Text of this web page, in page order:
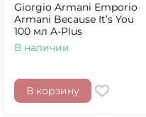
Giorgio Armani Emporio
Armani Because It’s You
100 мл A-Plus
В наличии
В корзину